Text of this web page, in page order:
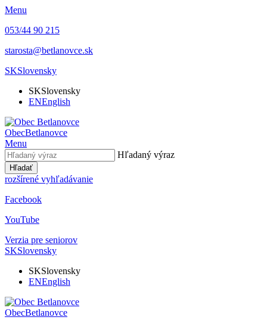
Menu
053/44 90 215
starosta@betlanovce.sk
SKSlovensky
SKSlovensky
ENEnglish
ObecBetlanovce
Menu
Hľadaný výraz
Hľadať
rozšírené vyhľadávanie
Facebook
YouTube
Verzia pre seniorov
SKSlovensky
SKSlovensky
ENEnglish
ObecBetlanovce